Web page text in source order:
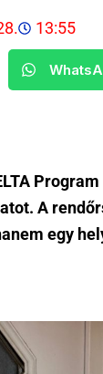
13:55
A
egy